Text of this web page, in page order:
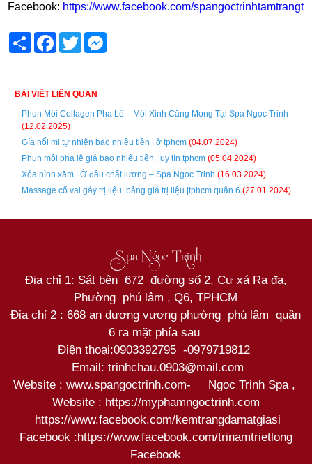
Facebook: https://www.facebook.com/
Share FacebookTwitter
BÀI VIẾT LIÊN QUAN
Phun Môi Collagen Pha Lê – Môi Xinh Căng Mọng Tại Spa Ngọc Trinh
(12.02.2025)
Gía nối mi tự nhiện bao nhiêu tiền | ở tphcm(04.07.2024)
Phun môi pha lê giá bao nhiêu tiền | uy tín tphcm(05.04.2024)
Xóa hình xăm | Ở đâu chất lượng – Spa Ngọc Trinh (16.03.2024)
Massage cổ vai gáy trị liệu| bảng giá trị liệu |tphcm quận 6(27.01.2024)
Spa Ngọc Trinh
Địa chỉ 1: Sát bên 672 đường số 2, Cư xá Ra đa,
Phường phú lâm , Q6, TPHCM
Địa chỉ 2 : 668 an dương vương phường phú lâm quận
6 ra mặt phía sau
Điện thoại:0903392795 -0979719812
Email: trinhchau.0903@mail.com
Website : www.spangoctrinh.com- Ngoc Trinh Spa ,
Website : https://myphamngoctrinh.com
https://www.facebook.com/kemtrangdamatgiasi
Facebook :https://www.facebook.com/trinamtrietlong
Facebook